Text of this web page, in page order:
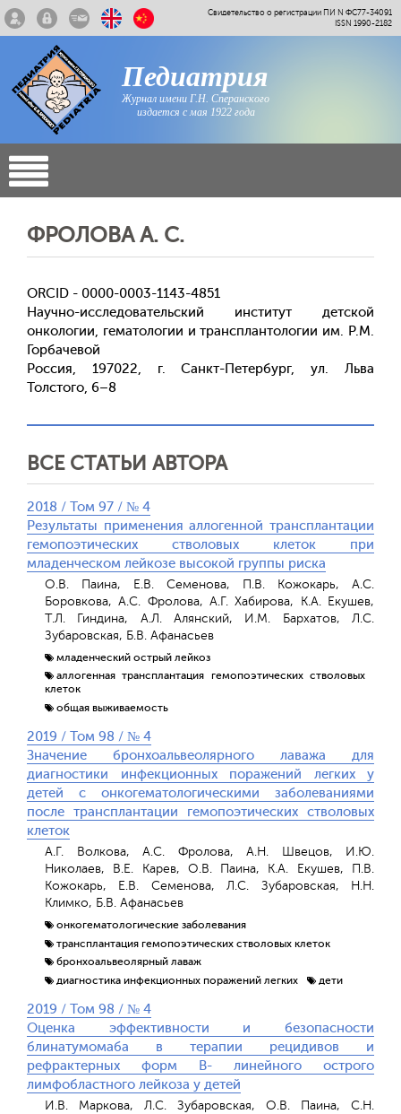
Свидетельство о регистрации ПИ N ФС77-34091
ISSN 1990-2182
Педиатрия
Журнал имени Г.Н. Сперанского
издается с мая 1922 года
ФРОЛОВА А. С.
ORCID - 0000-0003-1143-4851
Научно-исследовательский институт детской
онкологии, гематологии и трансплантологии им. Р.М.
Горбачевой
Россия, 197022, г. Санкт-Петербург, ул. Льва
Толстого, 6–8
ВСЕ СТАТЬИ АВТОРА
2018 / Том 97 / № 4
Результаты применения аллогенной трансплантации
гемопоэтических стволовых клеток при
младенческом лейкозе высокой группы риска
О.В. Паина, Е.В. Семенова, П.В. Кожокарь, А.С.
Боровкова, А.С. Фролова, А.Г. Хабирова, К.А. Екушев,
Т.Л. Гиндина, А.Л. Алянский, И.М. Бархатов, Л.С.
Зубаровская, Б.В. Афанасьев
младенческий острый лейкоз
аллогенная трансплантация гемопоэтических стволовых
клеток
общая выживаемость
2019 / Том 98 / № 4
Значение бронхоальвеолярного лаважа для
диагностики инфекционных поражений легких у
детей с онкогематологическими заболеваниями
после трансплантации гемопоэтических стволовых
клеток
А.Г. Волкова, А.С. Фролова, А.Н. Швецов, И.Ю.
Николаев, В.Е. Карев, О.В. Паина, К.А. Екушев, П.В.
Кожокарь, Е.В. Семенова, Л.С. Зубаровская, Н.Н.
Климко, Б.В. Афанасьев
онкогематологические заболевания
трансплантация гемопоэтических стволовых клеток
бронхоальвеолярный лаваж
диагностика инфекционных поражений легких
дети
2019 / Том 98 / № 4
Оценка эффективности и безопасности
блинатумомаба в терапии рецидивов и
рефрактерных форм В- линейного острого
лимфобластного лейкоза у детей
И.В. Маркова, Л.С. Зубаровская, О.В. Паина, С.Н.